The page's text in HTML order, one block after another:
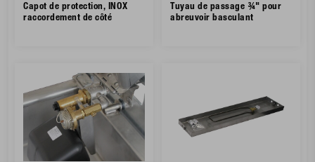
Capot de protection, INOX
raccordement de côté
Tuyau de passage ¾" pour
abreuvoir basculant